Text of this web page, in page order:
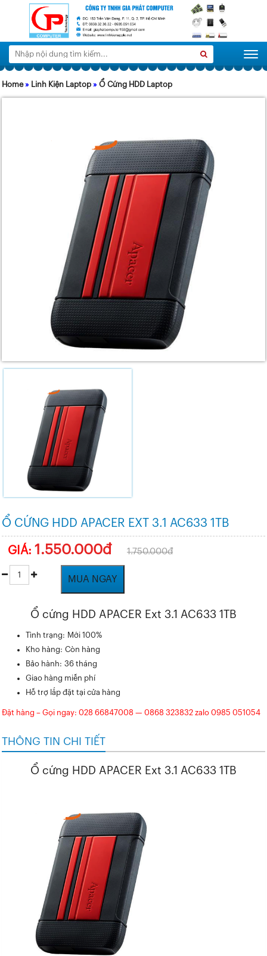
Tìm
kiếm:
Home» Linh Kiện Laptop » Ổ Cứng HDD Laptop
Ổ CỨNG HDD APACER EXT 3.1 AC633 1TB
GIÁ: 1.550.000đ 1.750.000đ
MUA NGAY
Ổ cứng HDD APACER Ext 3.1 AC633 1TB
Tình trạng: Mới 100%
Kho hàng: Còn hàng
Bảo hành: 36 tháng
Giao hàng miễn phí
Hỗ trợ lắp đặt tại cửa hàng
Đặt hàng – Gọi ngay: 028 66847008 — 0868 323832 zalo 0985 051054
THÔNG TIN CHI TIẾT
Ổ cứng HDD APACER Ext 3.1 AC633 1TB